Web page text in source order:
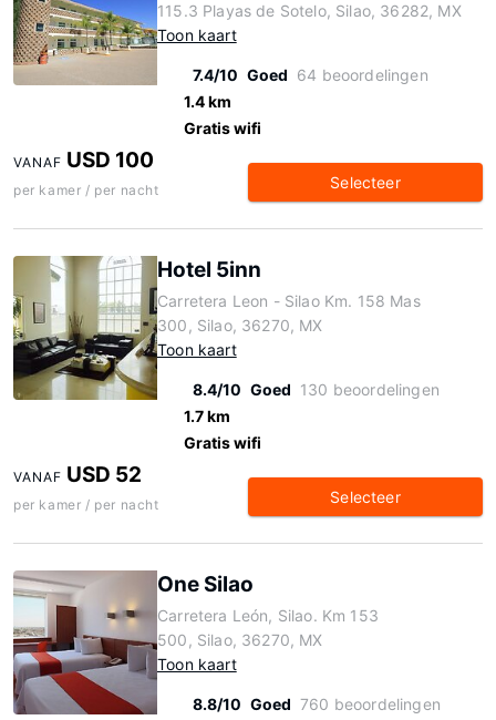
115.3 Playas de Sotelo, Silao, 36282, MX
Toon kaart
7.4/10 Goed 64 beoordelingen
1.4 km
Gratis wifi
VANAF USD 100
per kamer / per nacht Selecteer
Hotel 5inn
Carretera Leon - Silao Km. 158 Mas
300, Silao, 36270, MX
Toon kaart
8.4/10 Goed 130 beoordelingen
1.7 km
Gratis wifi
VANAF USD 52
per kamer / per nacht Selecteer
One Silao
Carretera León, Silao. Km 153
500, Silao, 36270, MX
Toon kaart
8.8/10 Goed 760 beoordelingen